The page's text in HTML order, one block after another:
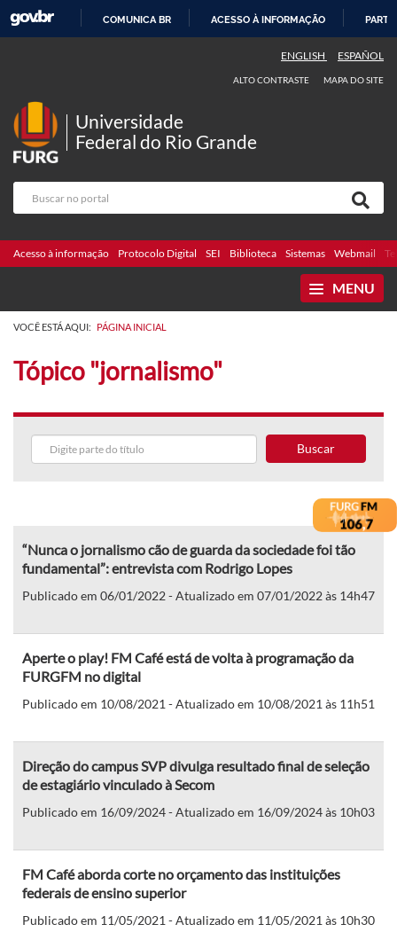
COMUNICA BR ACESSO À INFORMAÇÃO
ENGLISH ESPAÑOL
ALTO CONTRASTE MAPA DO SITE
Universidade
Federal do Rio Grande
Acesso à informação Protocolo Digital SEI Biblioteca Sistemas Webmail
MENU
VOCÊ ESTÁ AQUI: PÁGINA INICIAL
Tópico "jornalismo"
Buscar
“Nunca o jornalismo cão de guarda da sociedade foi tão
fundamental”: entrevista com Rodrigo Lopes
Publicado em 06/01/2022 - Atualizado em 07/01/2022 às 14h47
Aperte o play! FM Café está de volta à programação da
FURGFM no digital
Publicado em 10/08/2021 - Atualizado em 10/08/2021 às 11h51
Direção do campus SVP divulga resultado final de seleção
de estagiário vinculado à Secom
Publicado em 16/09/2024 - Atualizado em 16/09/2024 às 10h03
FM Café aborda corte no orçamento das instituições
federais de ensino superior
Publicado em 11/05/2021 - Atualizado em 11/05/2021 às 10h30